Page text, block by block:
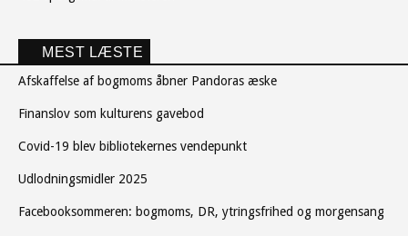
MEST LÆSTE
Afskaffelse af bogmoms åbner Pandoras æske
Finanslov som kulturens gavebod
Covid-19 blev bibliotekernes vendepunkt
Udlodningsmidler 2025
Facebooksommeren: bogmoms, DR, ytringsfrihed og morgensang